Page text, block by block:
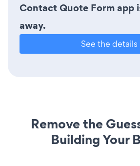
Contact Quote Form app
away.
See the details
Remove the
Building Your